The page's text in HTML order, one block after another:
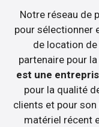
Notre réseau de
pour sélectionner
de location de
partenaire pour la
est une
pour la qualité
clients et pour
matériel récent